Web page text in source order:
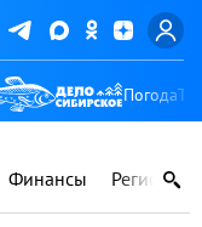
Погода
Финансы Регионы